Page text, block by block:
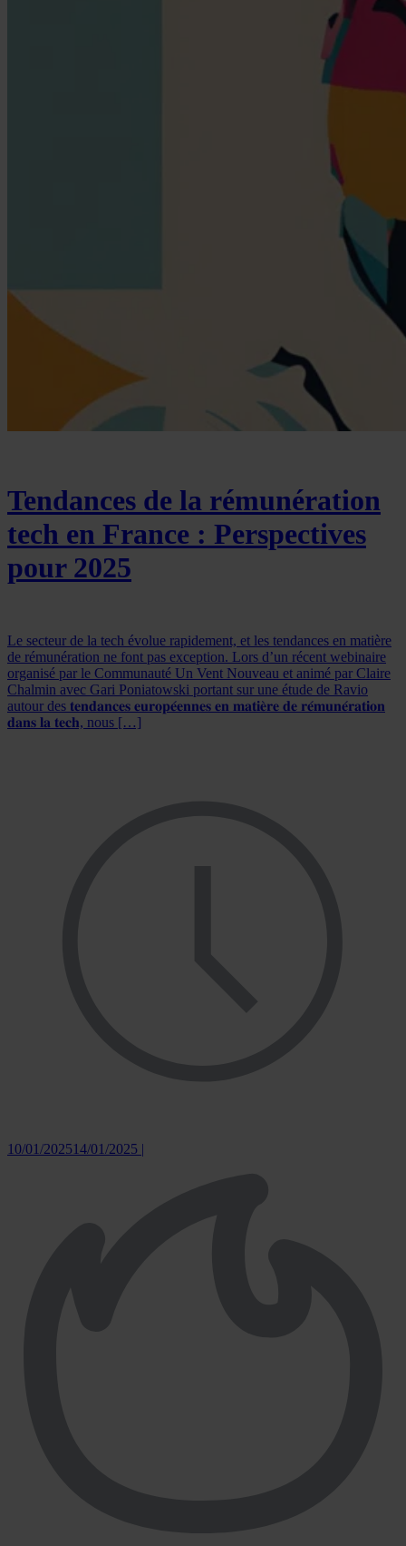
Tendances de la rémunération
tech en France : Perspectives
pour 2025
Le secteur de la tech évolue rapidement, et les tendances en matière
de rémunération ne font pas exception. Lors d’un récent webinaire
organisé par le Communauté Un Vent Nouveau et animé par Claire
Chalmin avec Gari Poniatowski portant sur une étude de Ravio
autour des 𝐭𝐞𝐧𝐝𝐚𝐧𝐜𝐞𝐬 𝐞𝐮𝐫𝐨𝐩𝐞́𝐞𝐧𝐧𝐞𝐬 𝐞𝐧 𝐦𝐚𝐭𝐢𝐞̀𝐫𝐞 𝐝𝐞 𝐫𝐞́𝐦𝐮𝐧𝐞́𝐫𝐚𝐭𝐢𝐨𝐧
𝐝𝐚𝐧𝐬 𝐥𝐚 𝐭𝐞𝐜𝐡, nous […]
10/01/202514/01/2025 |